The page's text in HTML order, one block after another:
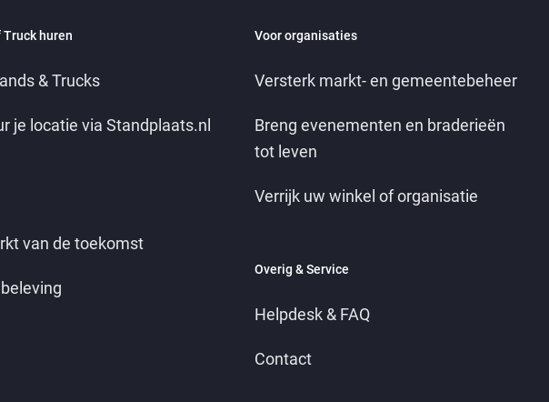
Truck huren
& Trucks
je locatie via Standplaats.nl
van de toekomst
Voor organisaties
Versterk markt- en gemeentebeheer
Breng evenementen en braderieën
tot leven
Verrijk uw winkel of organisatie
Overig & Service
Helpdesk & FAQ
Contact